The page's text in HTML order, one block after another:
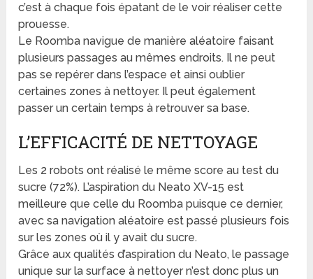
c’est à chaque fois épatant de le voir réaliser cette
prouesse.
Le Roomba navigue de manière aléatoire faisant
plusieurs passages au mêmes endroits. Il ne peut
pas se repérer dans l’espace et ainsi oublier
certaines zones à nettoyer. Il peut également
passer un certain temps à retrouver sa base.
L’EFFICACITÉ DE NETTOYAGE
Les 2 robots ont réalisé le même score au test du
sucre (72%). L’aspiration du Neato XV-15 est
meilleure que celle du Roomba puisque ce dernier,
avec sa navigation aléatoire est passé plusieurs fois
sur les zones où il y avait du sucre.
Grâce aux qualités d’aspiration du Neato, le passage
unique sur la surface à nettoyer n’est donc plus un